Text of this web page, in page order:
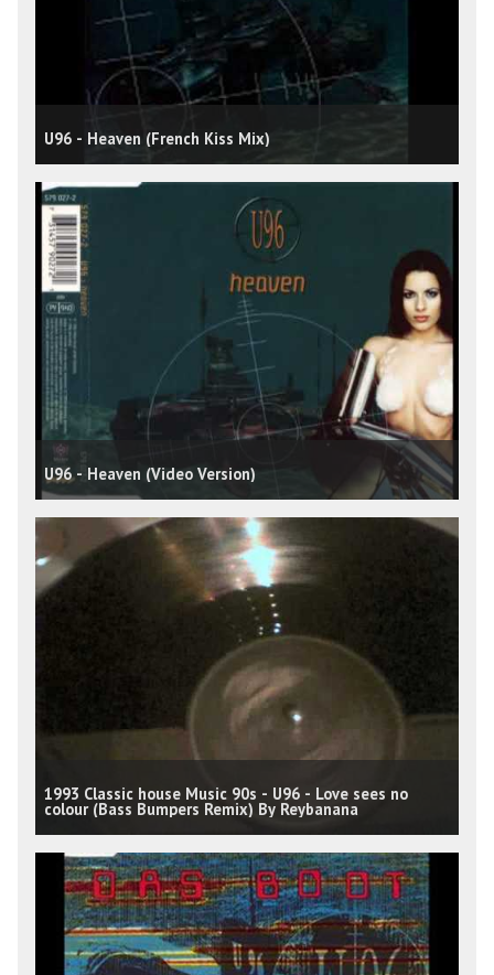
U96 - Heaven (French Kiss Mix)
U96 - Heaven (Video Version)
1993 Classic house Music 90s - U96 - Love sees no
colour (Bass Bumpers Remix) By Reybanana